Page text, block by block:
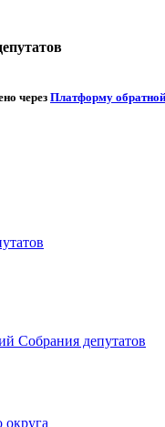
через Платформу
Собрания депутатов
округа